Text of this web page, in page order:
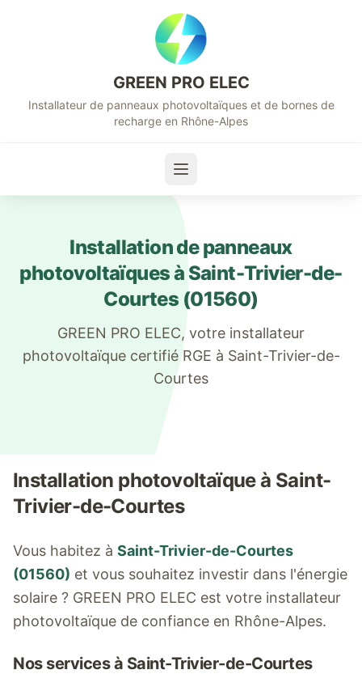
GREEN PRO ELEC
Installateur de panneaux photovoltaïques et de bornes de
recharge en Rhône-Alpes
Installation de panneaux
photovoltaïques àSaint-Trivier-de-
Courtes (01560)
GREEN PRO ELEC, votre installateur
photovoltaïque certifié RGE à Saint-Trivier-de-
Courtes
Installation photovoltaïque à Saint-
Trivier-de-Courtes
Vous habitez à Saint-Trivier-de-Courtes
(01560) et vous souhaitez investir dans l'énergie
solaire ? GREEN PRO ELEC est votre installateur
photovoltaïque de confiance en Rhône-Alpes.
Nos services à Saint-Trivier-de-Courtes